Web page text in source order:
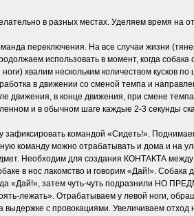
в разных местах. Уделяем время на
переключения. На все случаи жизни
использовать в момент, когда
хвалим нескольким количеством кусков
в движении со сменой темпа и
движения, в конце движения, при смене
и в обычном шаге каждые 2-3 секунды
зафиксировать командой «Сидеть!».
команду можно отрабатывать и дома и на
Необходим для создания КОНТАКТА между
в нос лакомство и говорим «Дай!».
«Дай!», затем чуть-чуть подразнили НО
лежать». Отрабатываем у левой ноги,
с провокациями. Увеличиваем